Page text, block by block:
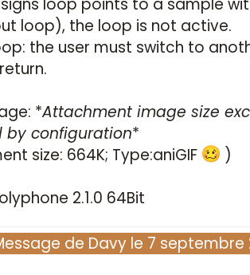
loop points to a sample
loop), the loop is not active.
the user must switch to
*Attachment image size
by configuration*
size: 664K; Type:aniGIF
)
2.1.0 64Bit
de Davy le 7 septembre